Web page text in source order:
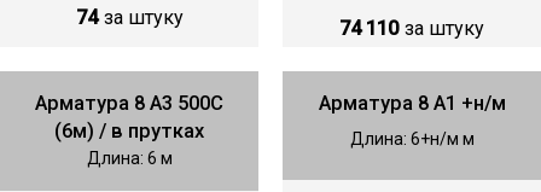
74 за штуку 74 110 за штуку
Арматура 8 А3 500С
(6м) / в прутках
Длина: 6 м
Арматура 8 А1 +н/м
Длина: 6+н/м м